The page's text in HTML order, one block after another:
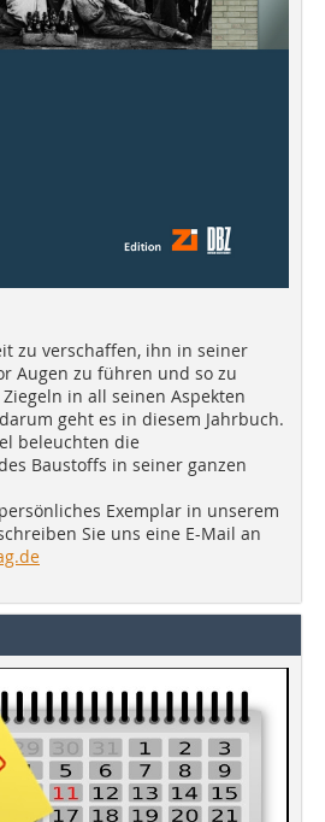
zu verschaffen, ihn in seiner
Augen zu führen und so zu
in all seinen Aspekten
geht es in diesem Jahrbuch.
beleuchten die
Baustoffs in seiner ganzen
Exemplar in unserem
Sie uns eine E-Mail an